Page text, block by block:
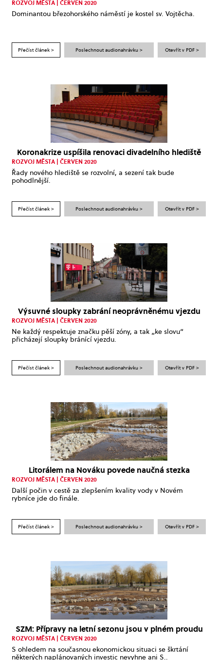
ROZVOJ MĚSTA | ČERVEN 2020
Dominantou březohorského náměstí je kostel sv. Vojtěcha.
Přečíst článek > Poslechnout audionahrávku > Otevřít v PDF >
Koronakrize uspíšila renovaci divadelního hlediště
ROZVOJ MĚSTA | ČERVEN 2020
Řady nového hlediště se rozvolní, a sezení tak bude
pohodlnější.
Přečíst článek > Poslechnout audionahrávku > Otevřít v PDF >
Výsuvné sloupky zabrání neoprávněnému vjezdu
ROZVOJ MĚSTA | ČERVEN 2020
Ne každý respektuje značku pěší zóny, a tak „ke slovu“
přicházejí sloupky bránící vjezdu.
Přečíst článek > Poslechnout audionahrávku > Otevřít v PDF >
Litorálem na Nováku povede naučná stezka
ROZVOJ MĚSTA | ČERVEN 2020
Další počin v cestě za zlepšením kvality vody v Novém
rybníce jde do finále.
Přečíst článek > Poslechnout audionahrávku > Otevřít v PDF >
SZM: Přípravy na letní sezonu jsou v plném proudu
ROZVOJ MĚSTA | ČERVEN 2020
S ohledem na současnou ekonomickou situaci se škrtání
některých naplánovaných investic nevyhne ani S..